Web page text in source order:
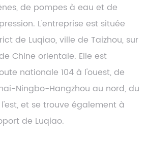
de pompes à eau et de
L'entreprise est située
de Luqiao, ville de Taizhou, sur
Chine orientale. Elle est
nationale 104 à l'ouest, de
Ningbo-Hangzhou au nord, du
et se trouve également à
de Luqiao.